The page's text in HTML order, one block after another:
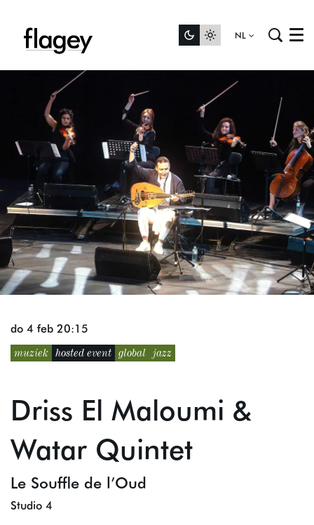
NL Menu
muziek hosted event global jazz
Driss El Maloumi &
Watar Quintet
Le Souffle de l’Oud
do 4 feb 20:15
Studio 4